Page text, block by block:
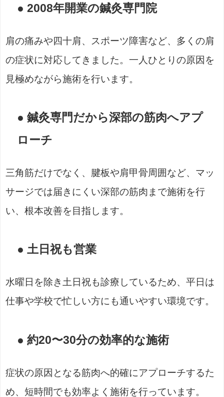
● 2008年開業の鍼灸専門院
肩の痛みや四十肩、スポーツ障害など、多くの肩
の症状に対応してきました。一人ひとりの原因を
見極めながら施術を行います。
● 鍼灸専門だから深部の筋肉へアプ
ローチ
三角筋だけでなく、腱板や肩甲骨周囲など、マッ
サージでは届きにくい深部の筋肉まで施術を行
い、根本改善を目指します。
● 土日祝も営業
水曜日を除き土日祝も診療しているため、平日は
仕事や学校で忙しい方にも通いやすい環境です。
● 約20〜30分の効率的な施術
症状の原因となる筋肉へ的確にアプローチするた
め、短時間でも効率よく施術を行っています。